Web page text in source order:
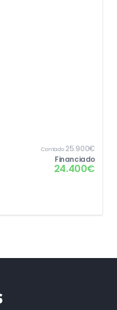
Contado25.900€
Financiado
24.400€